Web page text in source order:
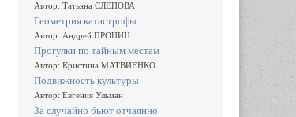
Автор: Татьяна СЛЕПОВА
Геометрия катастрофы
Автор: Андрей ПРОНИН
Прогулки по тайным местам
Автор: Кристина МАТВИЕНКО
Подвижность культуры
Автор: Евгения Ульман
За случайно бьют отчаянно